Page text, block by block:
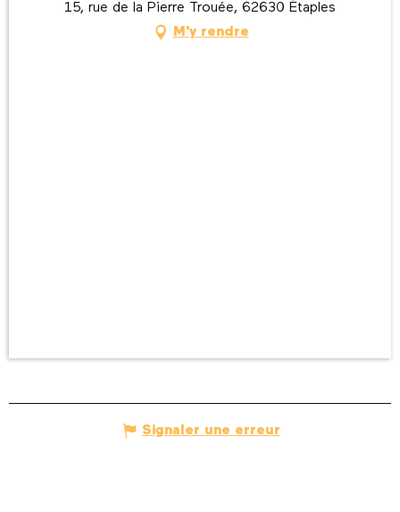
15, rue de la Pierre Trouée, 62630 Étaples
M'y rendre
Signaler une erreur